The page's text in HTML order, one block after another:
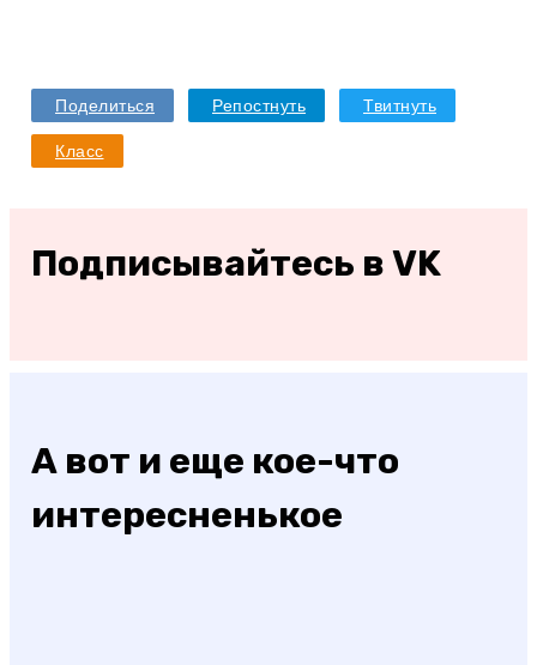
Поделиться Репостнуть Твитнуть
Класс
Подписывайтесь в VK
А вот и еще кое-что
интересненькое